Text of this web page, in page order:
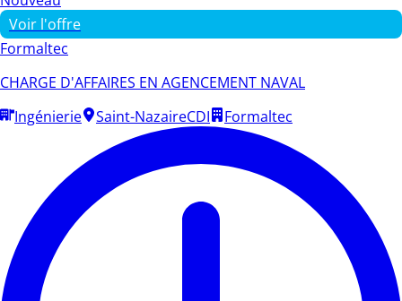
Voir l'offre
Formaltec
CHARGE D'AFFAIRES EN AGENCEMENT NAVAL
Ingénierie
Saint-NazaireCDI Formaltec